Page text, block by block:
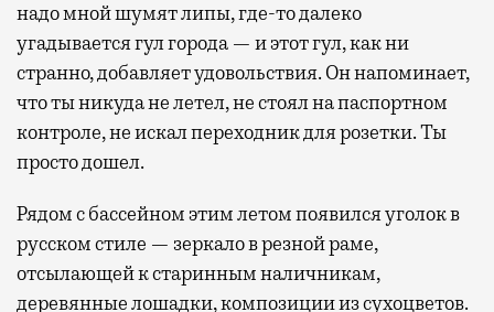
надо мной шумят липы, где-то далеко
угадывается гул города — и этот гул, как ни
странно, добавляет удовольствия. Он напоминает,
что ты никуда не летел, не стоял на паспортном
контроле, не искал переходник для розетки. Ты
просто дошел.
Рядом с бассейном этим летом появился уголок в
русском стиле — зеркало в резной раме,
отсылающей к старинным наличникам,
деревянные лошадки, композиции из сухоцветов.